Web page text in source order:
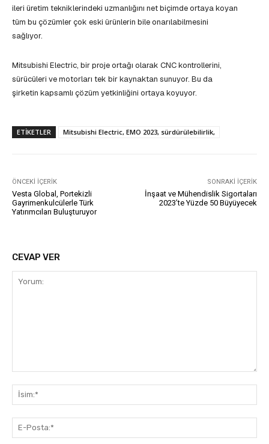
ileri üretim tekniklerindeki uzmanlığını net biçimde ortaya koyan
tüm bu çözümler çok eski ürünlerin bile onarılabilmesini
sağlıyor.
Mitsubishi Electric, bir proje ortağı olarak CNC kontrollerini,
sürücüleri ve motorları tek bir kaynaktan sunuyor. Bu da
şirketin kapsamlı çözüm yetkinliğini ortaya koyuyor.
ETIKETLER Mitsubishi Electric, EMO 2023, sürdürülebilirlik,
ÖNCEKI İÇERIK
Vesta Global, Portekizli
Gayrimenkulcülerle Türk
Yatırımcıları Buluşturuyor
SONRAKI İÇERIK
İnşaat ve Mühendislik Sigortaları
2023’te Yüzde 50 Büyüyecek
CEVAP VER